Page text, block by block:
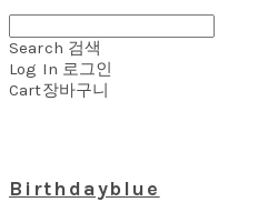
Search 검색
Log In 로그인
Cart장바구니
Birthdayblue